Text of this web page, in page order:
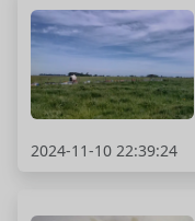
2024-11-10 22:39:24